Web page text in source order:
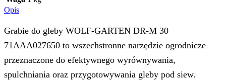
Opis
Grabie do gleby WOLF-GARTEN DR-M 30
71AAA027650 to wszechstronne narzędzie ogrodnicze
przeznaczone do efektywnego wyrównywania,
spulchniania oraz przygotowywania gleby pod siew.